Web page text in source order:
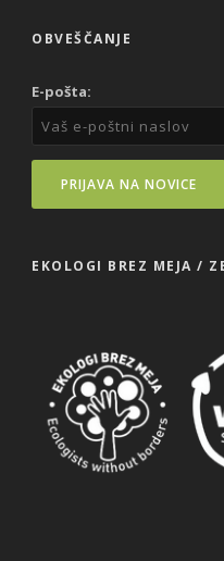
OBVEŠČANJE
E-pošta:
EKOLOGI BREZ MEJA /